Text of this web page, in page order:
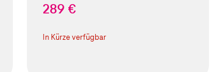
289 €
In Kürze verfügbar